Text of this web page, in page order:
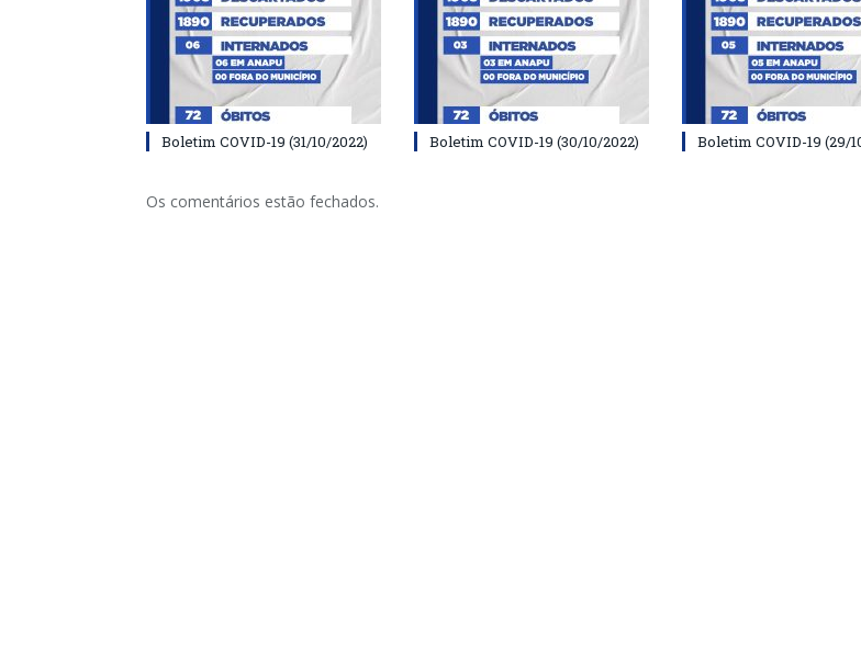
Boletim COVID-19 (31/10/2022) Boletim COVID-19 (30/10/2022) Boletim COVID-19 (29/
Os comentários estão fechados.